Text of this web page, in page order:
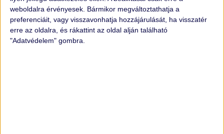
weboldalra érvényesek. Bármikor megváltoztathatja a
preferenciáit, vagy visszavonhatja hozzájárulását, ha visszatér
erre az oldalra, és rákattint az oldal alján található
"Adatvédelem" gombra.
átadtunk és 3 autót hagytak itt bizományos
értékesítésre...
TOVÁBB OLVASOM »